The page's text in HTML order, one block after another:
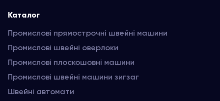
Каталог
Промислові прямострочні швейні машини
Промислові швейні оверлоки
Промислові плоскошовні машини
Промислові швейні машини зигзаг
Швейні автомати